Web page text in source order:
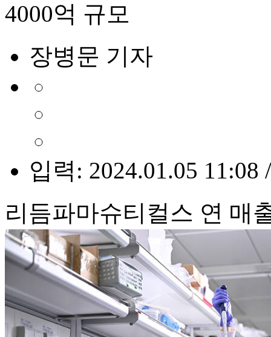
4000억 규모
장병문 기자
입력: 2024.01.05 11:08
리듬파마슈티컬스 연 매